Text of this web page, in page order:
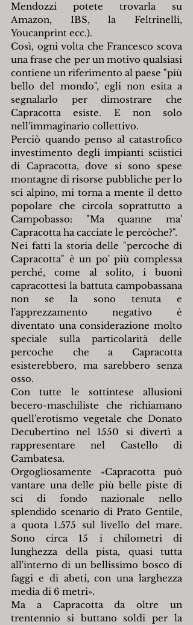
Mendozzi potete trovarla su
Amazon, IBS, la Feltrinelli,
Youcanprint ecc.).
Così, ogni volta che Francesco scova
una frase che per un motivo qualsiasi
contiene un riferimento al paese "più
bello del mondo", egli non esita a
segnalarlo per dimostrare che
Capracotta esiste. E non solo
nell'immaginario collettivo.
Perciò quando penso al catastrofico
investimento degli impianti sciistici
di Capracotta, dove si sono spese
montagne di risorse pubbliche per lo
sci alpino, mi torna a mente il detto
popolare che circola soprattutto a
Campobasso: "Ma quanne ma'
Capracotta ha cacciate le percòche?".
Nei fatti la storia delle "percoche di
Capracotta" è un po' più complessa
perché, come al solito, i buoni
capracottesi la battuta campobassana
non se la sono tenuta e
l'apprezzamento negativo è
diventato una considerazione molto
speciale sulla particolarità delle
percoche che a Capracotta
esisterebbero, ma sarebbero senza
osso.
Con tutte le sottintese allusioni
becero-maschiliste che richiamano
quell'erotismo vegetale che Donato
Decubertino nel 1550 si divertì a
rappresentare nel Castello di
Gambatesa.
Orgogliosamente «Capracotta può
vantare una delle più belle piste di
sci di fondo nazionale nello
splendido scenario di Prato Gentile,
a quota 1.575 sul livello del mare.
Sono circa 15 i chilometri di
lunghezza della pista, quasi tutta
all'interno di un bellissimo bosco di
faggi e di abeti, con una larghezza
media di 6 metri».
Ma a Capracotta da oltre un
trentennio si buttano soldi per la